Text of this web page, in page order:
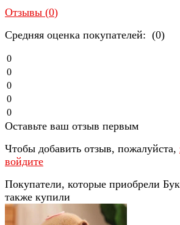
Отзывы (0)
Средняя оценка покупателей: (0)
0
0
0
0
0
Оставьте ваш отзыв первым
Чтобы добавить отзыв, пожалуйста,
войдите
Покупатели, которые приобрели
также купили